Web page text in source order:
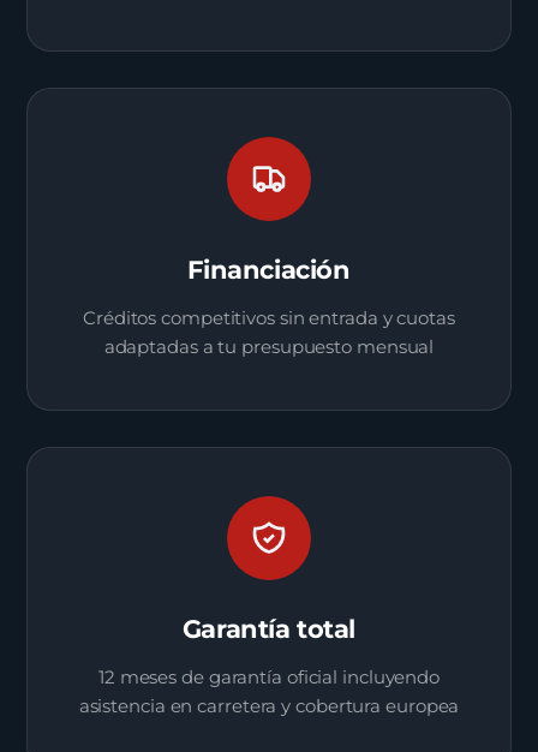
Financiación
Créditos competitivos sin entrada y cuotas
adaptadas a tu presupuesto mensual
Garantía total
12 meses de garantía oficial incluyendo
asistencia en carretera y cobertura europea